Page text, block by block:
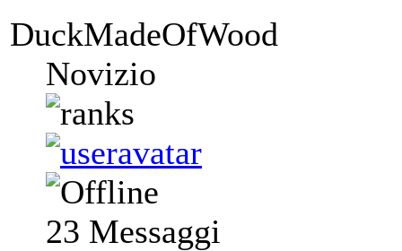
DuckMadeOfWood
Novizio
23 Messaggi